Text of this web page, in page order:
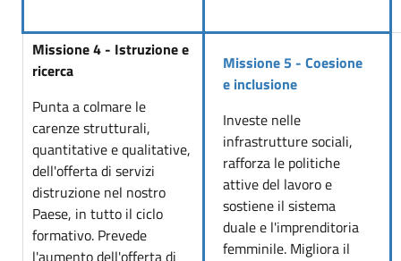
Missione 4 - Istruzione e
ricerca
Punta a colmare le
carenze strutturali,
quantitative e qualitative,
dell'offerta di servizi
distruzione nel nostro
Paese, in tutto il ciclo
formativo. Prevede
l'aumento dell'offerta di
Missione 5 - Coesione
e inclusione
Investe nelle
infrastrutture sociali,
rafforza le politiche
attive del lavoro e
sostiene il sistema
duale e l'imprenditoria
femminile. Migliora il